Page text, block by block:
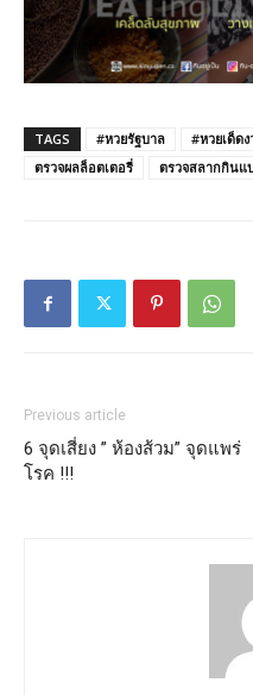
TAGS #หวยรัฐบาล #หวยเด็ด
ตรวจผลล็อตเตอรี่
ตรวจสลากกินแ
Previous article
6 จุดเสี่ยง ” ห้องส้วม” จุดแพร่
โรค !!!